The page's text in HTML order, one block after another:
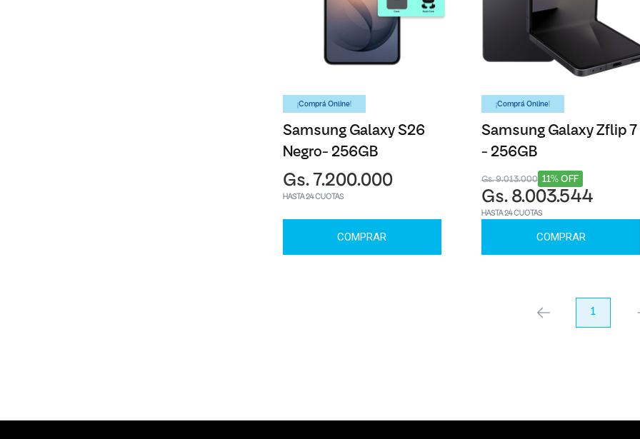
¡Comprá Online!
Samsung Galaxy S26
Negro- 256GB
Gs. 7.200.000
HASTA 24 CUOTAS
COMPRAR
¡Comprá Online!
Samsung Galaxy Zflip 7
- 256GB
11% OFF
Gs. 9.013.000
Gs. 8.003.544
HASTA 24 CUOTAS
COMPRAR
anterior 1